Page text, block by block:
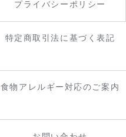
プライバシーポリシー
特定商取引法に基づく表記
食物アレルギー対応のご案内